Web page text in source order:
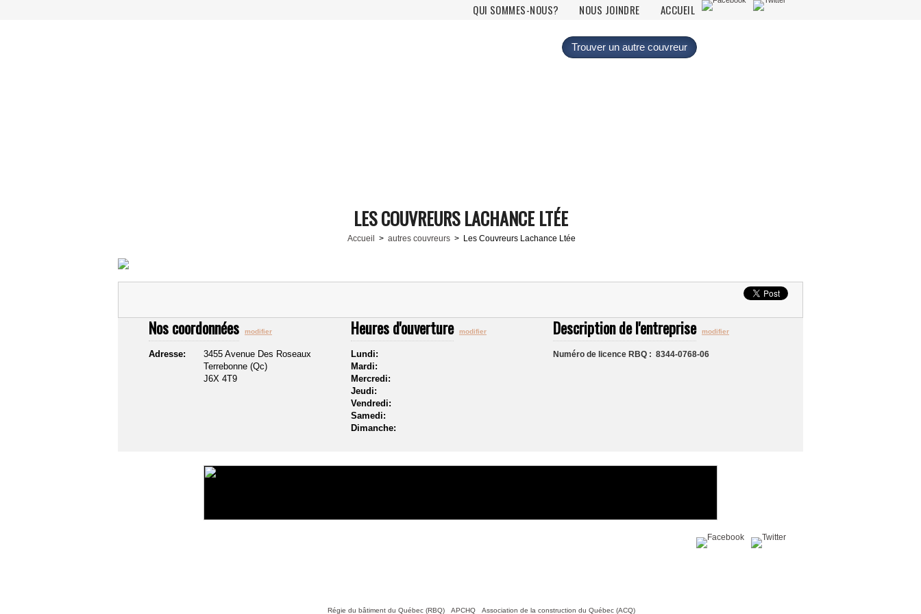
Menu principal
QUI SOMMES-NOUS? NOUS JOINDRE ACCUEIL
Trouver un autre couvreur
LES COUVREURS LACHANCE LTÉE
Accueil > autres couvreurs > Les Couvreurs Lachance Ltée
Nos coordonnées modifier
Adresse:
3455 Avenue Des Roseaux
Terrebonne (Qc)
J6X 4T9
Heures d'ouverture modifier
Lundi:
Mardi:
Mercredi:
Jeudi:
Vendredi:
Samedi:
Dimanche:
Description de l'entreprise modifier
Numéro de licence RBQ : 8344-0768-06
Régie du bâtiment du Québec (RBQ) APCHQ Association de la construction du Québec (ACQ)